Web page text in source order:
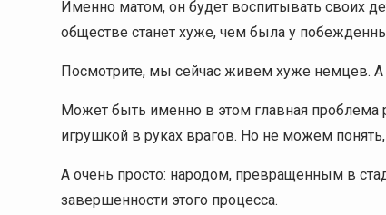
Именно матом, он будет воспитывать своих
обществе станет хуже, чем была у
Посмотрите, мы сейчас живем хуже немцев. А
Может быть именно в этом главная проблема
игрушкой в руках врагов. Но не можем понять,
А очень просто: народом, превращенным в
завершенности этого процесса.